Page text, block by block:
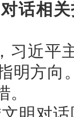
话相
习近平
明方向